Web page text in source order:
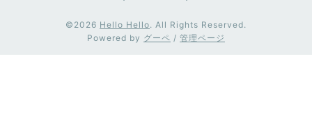
©2026 Hello Hello. All Rights Reserved.
Powered by グーペ / 管理ページ